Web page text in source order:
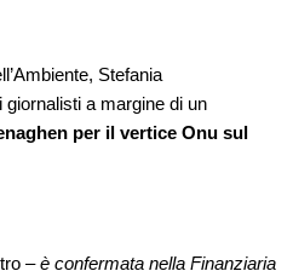
Stefania
a margine di un
per il vertice Onu sul
–è confermata nella Finanziaria